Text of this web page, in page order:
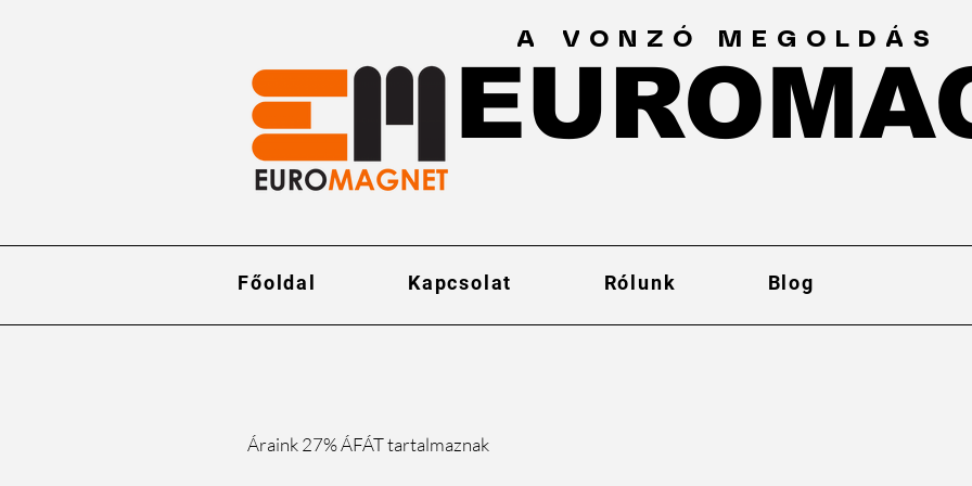
A VONZÓ MEGOLDÁS
Főoldal Kapcsolat Rólunk Blog
Áraink 27% ÁFÁT tartalmaznak